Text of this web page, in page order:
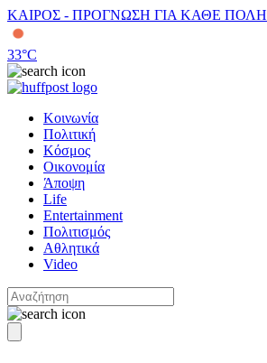
ΚΑΙΡΟΣ - ΠΡΟΓΝΩΣΗ ΓΙΑ ΚΑΘΕ ΠΟΛΗ
33°C
Κοινωνία
Πολιτική
Κόσμος
Οικονομία
Άποψη
Life
Entertainment
Πολιτισμός
Αθλητικά
Video